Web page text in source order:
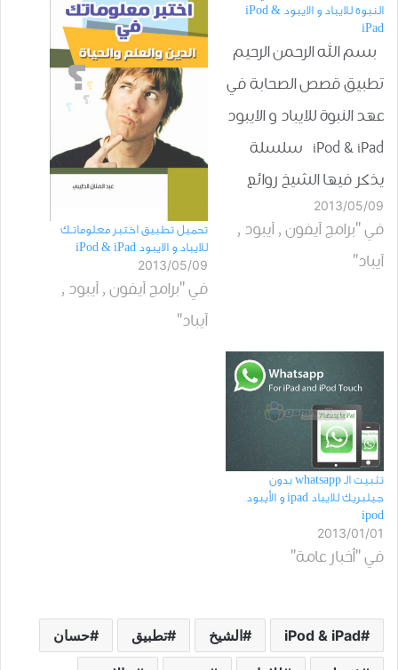
النبوة للايباد و الايبود iPod &
iPad
بسم الله الرحمن الرحيم
تطبيق قصص الصحابة في
عهد النبوة للايباد و الايبود
iPod & iPad سلسلة
يذكر فيها الشيخ روائع
وعجائب من قصص الرعيل
الأول من الصحابة رضوان
وسلم،فيا فوز من اقتدى
بهم وأحبهم حمل
التطبيق من…
2013/05/09
في "برامج آيفون , آيبود ,
آيباد"
تحميل تطبيق اختبر معلوماتـك
للايباد و الايبود iPod & iPad
2013/05/09
في "برامج آيفون , آيبود ,
آيباد"
تثبيت الـ whatsapp بدون
جيلبريك للايباد ipad و الأيبود
ipod
2013/01/01
في "أخبار عامة"
iPod & iPad الشيخ تطبيق حسان